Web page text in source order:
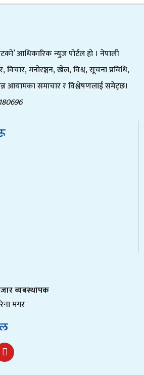
आधिकारिक न्युज पोर्टल हो । नेपाली
विचार, मनोरञ्जन, खेल, विश्व, सूचना प्रविधि,
आयामका समाचार र विश्लेषणलाई समेट्छ।
ब्यबस्थापक
मगर